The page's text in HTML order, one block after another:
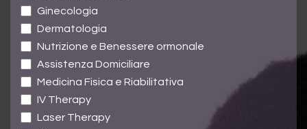
Ginecologia
Dermatologia
Nutrizione e Benessere ormonale
Assistenza Domiciliare
Medicina Fisica e Riabilitativa
IV Therapy
Laser Therapy